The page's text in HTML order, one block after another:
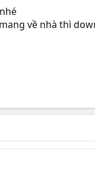
về nhà thì